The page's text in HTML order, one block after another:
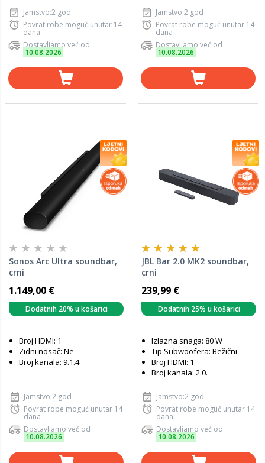
Jamstvo:2 god
Povrat robe moguć unutar 14
dana
Dostavljamo već od
10.08.2026
Jamstvo:2 god
Povrat robe moguć unutar 14
dana
Dostavljamo već od
10.08.2026
Sonos Arc Ultra soundbar,
crni
1.149,00 €
Dodatnih 20% u košarici
Broj HDMI: 1
Zidni nosač: Ne
Broj kanala: 9.1.4
Jamstvo:2 god
Povrat robe moguć unutar 14
dana
Dostavljamo već od
10.08.2026
JBL Bar 2.0 MK2 soundbar,
crni
239,99 €
Dodatnih 25% u košarici
Izlazna snaga: 80 W
Tip Subwoofera: Bežični
Broj HDMI: 1
Broj kanala: 2.0.
Jamstvo:2 god
Povrat robe moguć unutar 14
dana
Dostavljamo već od
10.08.2026